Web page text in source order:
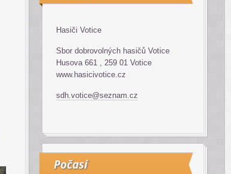
Hasiči Votice
Sbor dobrovolných hasičů Votice
Husova 661 , 259 01 Votice
www.hasicivotice.cz
sdh.votice@seznam.cz
Počasí